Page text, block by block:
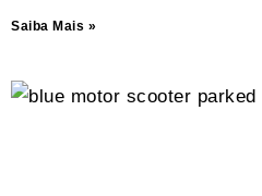
Saiba Mais »